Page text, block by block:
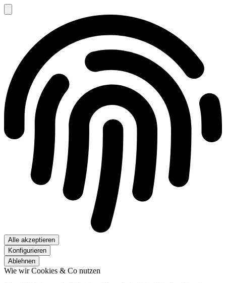
Alle akzeptieren
Konfigurieren
Ablehnen
Wie wir Cookies & Co nutzen